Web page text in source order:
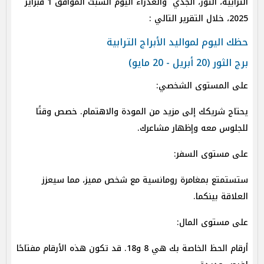
2025، خلال التقرير التالي :
حظك اليوم لمواليد الأبراج الترابية
برج الثور (20 أبريل - 20 مايو)
على المستوى الشخصي:
يحتاج شريكك إلى مزيد من المودة والاهتمام. خصص وقتًا
للجلوس معه وإظهار مشاعرك.
على مستوى السفر:
ستستمتع بمغامرة رومانسية مع شخص مميز، مما سيعزز
العلاقة بينكما.
على مستوى المال:
أرقام الحظ الخاصة بك هي 8 و18. قد تكون هذه الأرقام مفتاحًا